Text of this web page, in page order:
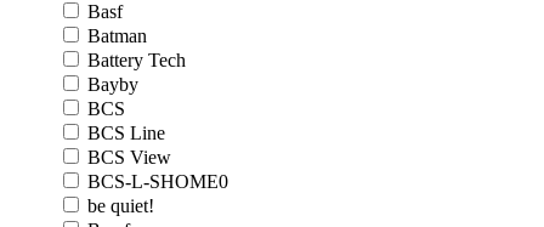
Basf
Batman
Battery Tech
Bayby
BCS
BCS Line
BCS View
BCS-L-SHOME0
be quiet!